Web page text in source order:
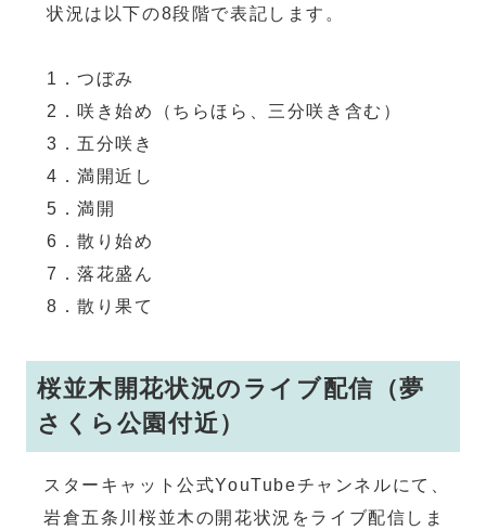
状況は以下の8段階で表記します。
1．つぼみ
2．咲き始め（ちらほら、三分咲き含む）
3．五分咲き
4．満開近し
5．満開
6．散り始め
7．落花盛ん
8．散り果て
桜並木開花状況のライブ配信（夢
さくら公園付近）
スターキャット公式YouTubeチャンネルにて、
岩倉五条川桜並木の開花状況をライブ配信しま